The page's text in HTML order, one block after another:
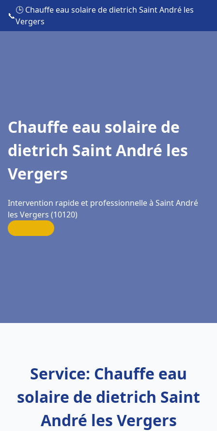
📞
🕒 Chauffe eau solaire de dietrich Saint André les
Vergers
Chauffe eau solaire de
dietrich Saint André les
Vergers
Intervention rapide et professionnelle à Saint André
les Vergers (10120)
Service: Chauffe eau
solaire de dietrich Saint
André les Vergers